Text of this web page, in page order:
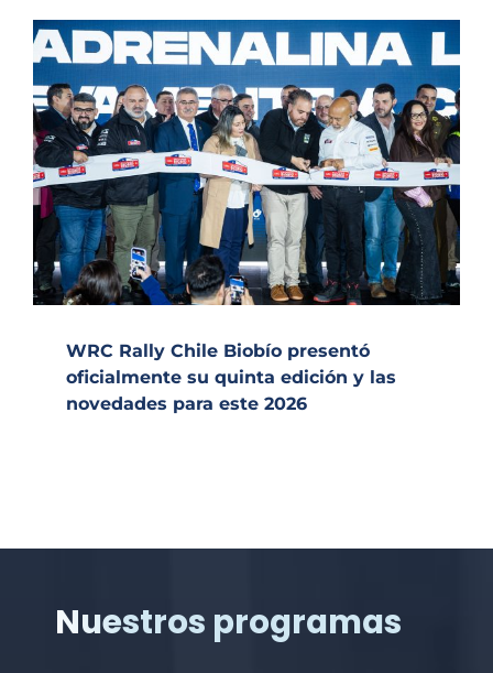
WRC Rally Chile Biobío presentó
oficialmente su quinta edición y las
novedades para este 2026
Nuestros programas